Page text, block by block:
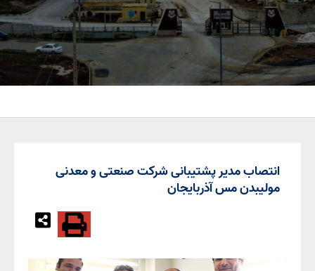
انتصاب مدیر پشتیبانی شرکت صنعتی و معدنی
مولیبدن مس آذربایجان